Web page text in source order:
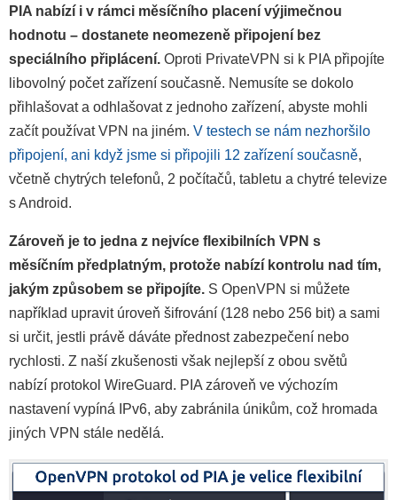
PIA nabízí i v rámci měsíčního placení výjimečnou
hodnotu – dostanete neomezeně připojení bez
speciálního připlácení. Oproti PrivateVPN si k PIA připojíte
libovolný počet zařízení současně. Nemusíte se dokolo
přihlašovat a odhlašovat z jednoho zařízení, abyste mohli
začít používat VPN na jiném. V testech se nám nezhoršilo
připojení, ani když jsme si připojili 12 zařízení současně,
včetně chytrých telefonů, 2 počítačů, tabletu a chytré televize
s Android.
Zároveň je to jedna z nejvíce flexibilních VPN s
měsíčním předplatným, protože nabízí kontrolu nad tím,
jakým způsobem se připojíte. S OpenVPN si můžete
například upravit úroveň šifrování (128 nebo 256 bit) a sami
si určit, jestli právě dáváte přednost zabezpečení nebo
rychlosti. Z naší zkušenosti však nejlepší z obou světů
nabízí protokol WireGuard. PIA zároveň ve výchozím
nastavení vypíná IPv6, aby zabránila únikům, což hromada
jiných VPN stále nedělá.